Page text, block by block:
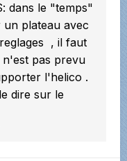
dans le "temps"
plateau avec
, il faut
n'est pas prevu
l'helico .
dire sur le